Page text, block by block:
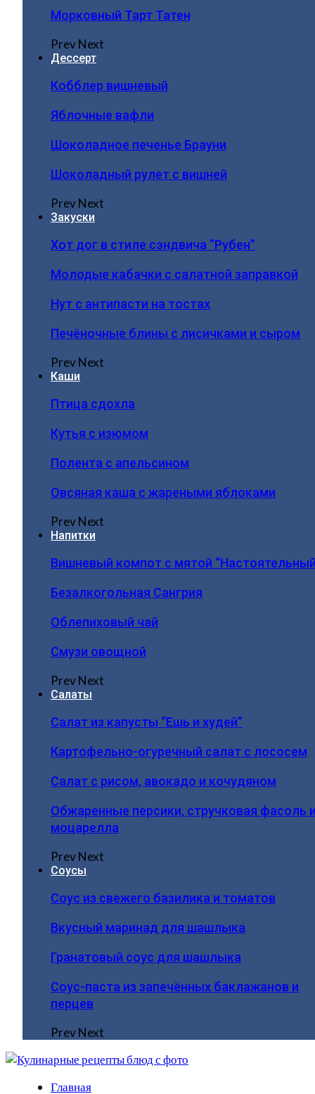
Морковный Тарт Татен
PrevNext
Дессерт
Кобблер вишневый
Яблочные вафли
Шоколадное печенье Брауни
Шоколадный рулет с вишней
PrevNext
Закуски
Хот дог в стиле сэндвича “Рубен”
Молодые кабачки с салатной заправкой
Нут с антипасти на тостах
Печёночные блины с лисичками и сыром
PrevNext
Каши
Птица сдохла
Кутья с изюмом
Полента с апельсином
Овсяная каша с жареными яблоками
PrevNext
Напитки
Вишневый компот с мятой
Безалкогольная Сангрия
Облепиховый чай
Смузи овощной
PrevNext
Салаты
Салат из капусты “Ешь и худей”
Картофельно-огуречный салат с лососем
Салат с рисом, авокадо и кочудяном
Обжаренные персики, стручковая фасоль
моцарелла
PrevNext
Соусы
Соус из свежего базилика и томатов
Вкусный маринад для шашлыка
Гранатовый соус для шашлыка
Соус-паста из запечённых баклажанов и
перцев
PrevNext
Главная